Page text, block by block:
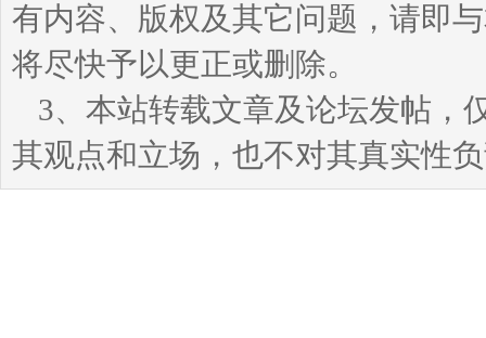
有内容、版权及其它问题，请即
将尽快予以更正或删除。
3、本站转载文章及论坛发帖，
其观点和立场，也不对其真实性